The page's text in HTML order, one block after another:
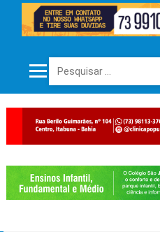
Pesquisar por: